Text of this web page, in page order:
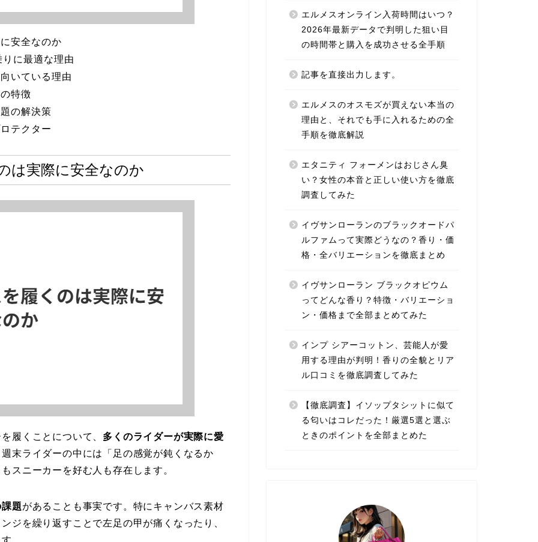
安全なのか
に最適な理由
いている理由
特徴
の解決策
テクター
は実際に安全なのか
履くことについて、 多くのライダーが実際に愛
末ライダーの中には「足の感覚が鈍くなるか
スニーカーを好む人も存在します。
題があることも事実です。特にキャンバス素材
ジを繰り返すことで左足の甲が痛くなったり、
エルメスオンライン入荷時間はいつ？
2026年最新データで判明した狙い目
の時間帯と購入を成功させる全手順
記事を直接出力します。
エルメスのオスモズが買えない本当の
理由と、それでも手に入れるための全
手順を徹底解説
エタニティ フォーメンはおじさん臭
い？女性の本音と正しい使い方を徹底
調査してみた
イヴサンローランのブラックオードパ
ルファムって実際どうなの？香り・価
格・全バリエーションを徹底まとめ
イヴサンローラン ブラックオピウム
ってどんな香り？特徴・バリエーショ
ン・価格まで全部まとめてみた
インプ シアーコットン、芸能人が愛
用する理由が判明！香りの全貌とリア
ル口コミを徹底調査してみた
【徹底調査】イソップタシットに似て
る匂いはコレだった！厳選5選と選ぶ
ときのポイントを全部まとめた